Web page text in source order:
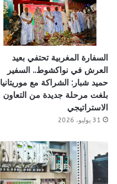
السفارة المغربية تحتفي بعيد
العرش في نواكشوط.. السفير
حميد شبار: الشراكة مع موريتانيا
بلغت مرحلة جديدة من التعاون
الاستراتيجي
31 يوليو، 2026